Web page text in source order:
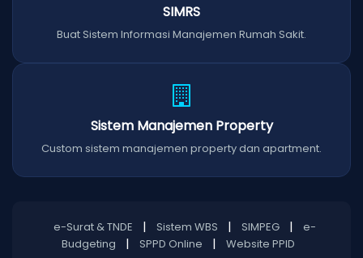
SIMRS
Buat Sistem Informasi Manajemen Rumah Sakit.
Sistem Manajemen Property
Custom sistem manajemen property dan apartment.
e-Surat & TNDE | Sistem WBS | SIMPEG |
e-
Budgeting
| SPPD Online | Website PPID